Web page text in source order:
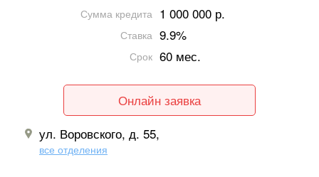
Сумма кредита 1 000 000 р.
Ставка 9.9%
Срок 60 мес.
Онлайн заявка
ул. Воровского, д. 55,
все отделения